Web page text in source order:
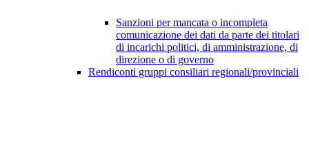
Sanzioni per mancata o incompleta
comunicazione dei dati da parte dei titolari
di incarichi politici, di amministrazione, di
direzione o di governo
Rendiconti gruppi consiliari regionali/provinciali